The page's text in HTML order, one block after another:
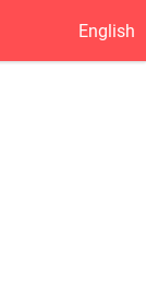
English